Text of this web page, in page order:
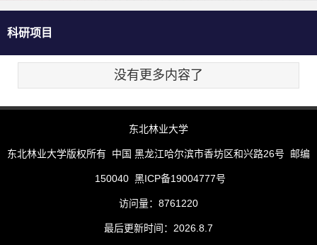
科研项目
没有更多内容了
东北林业大学
东北林业大学版权所有 中国 黑龙江哈尔滨市香坊区和兴路26号 邮编
150040 黑ICP备19004777号
访问量： 8761220
最后更新时间： 2026 8 7